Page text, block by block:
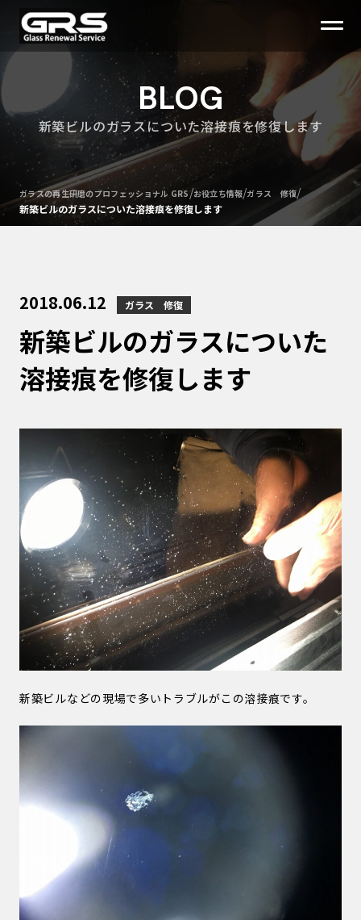
BLOG
新築ビルのガラスについた溶接痕を修復します
ガラスの再生研磨のプロフェッショナル GRS /お役立ち情報/ガラス 修復/
新築ビルのガラスについた溶接痕を修復します
2018.06.12 ガラス 修復
新築ビルのガラスについた
溶接痕を修復します
新築ビルなどの現場で多いトラブルがこの溶接痕です。